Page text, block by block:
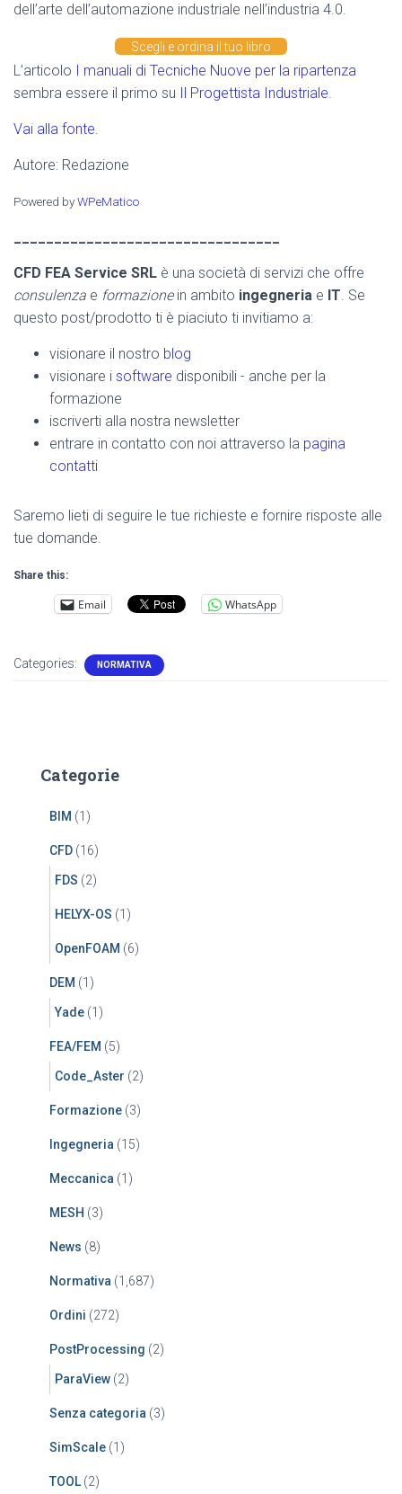
dell’arte dell’automazione industriale nell’industria 4.0.
Scegli e ordina il tuo libro
L’articolo I manuali di Tecniche Nuove per la ripartenza
sembra essere il primo su Il Progettista Industriale.
Vai alla fonte.
Autore: Redazione
Powered byWPeMatico
CFD FEA Service SRL è una società di servizi che offre
consulenza e formazionein ambito ingegneria e IT. Se
questo post/prodotto ti è piaciuto ti invitiamo a:
visionare il nostro blog
visionare i software disponibili - anche per la
formazione
iscriverti alla nostra newsletter
entrare in contatto con noi attraverso la pagina
contatti
Saremo lieti di seguire le tue richieste e fornire risposte alle
tue domande.
Share this:
Email WhatsApp
Categories: NORMATIVA
Categorie
BIM (1)
CFD (16)
FDS (2)
HELYX-OS (1)
OpenFOAM (6)
DEM (1)
Yade (1)
FEA/FEM (5)
Code_Aster (2)
Formazione (3)
Ingegneria (15)
Meccanica (1)
MESH (3)
News (8)
Normativa (1,687)
Ordini (272)
PostProcessing (2)
ParaView (2)
Senza categoria (3)
SimScale (1)
TOOL (2)